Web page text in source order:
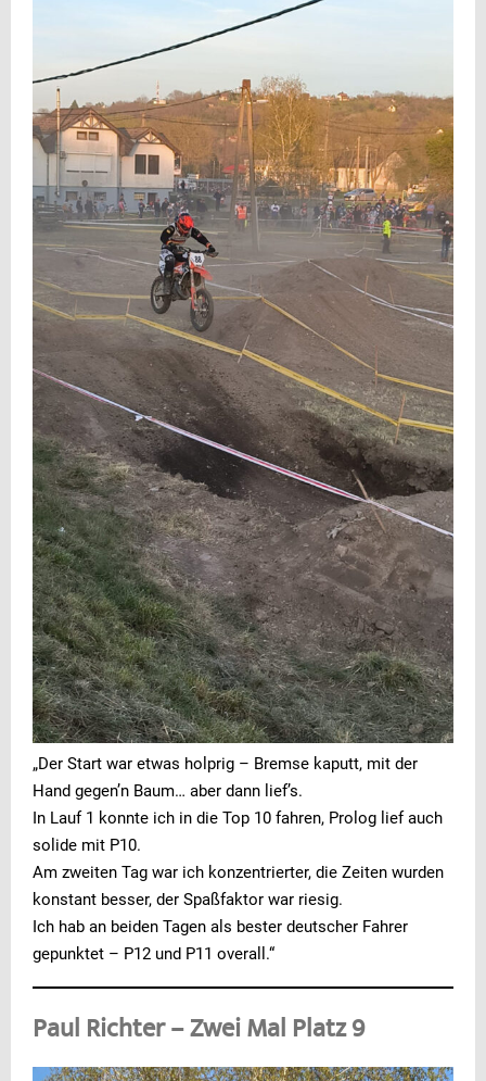
„Der Start war etwas holprig – Bremse kaputt, mit der
Hand gegen’n Baum… aber dann lief’s.
In Lauf 1 konnte ich in die Top 10 fahren, Prolog lief auch
solide mit P10.
Am zweiten Tag war ich konzentrierter, die Zeiten wurden
konstant besser, der Spaßfaktor war riesig.
Ich hab an beiden Tagen als bester deutscher Fahrer
gepunktet – P12 und P11 overall.“
Paul Richter – Zwei Mal Platz 9